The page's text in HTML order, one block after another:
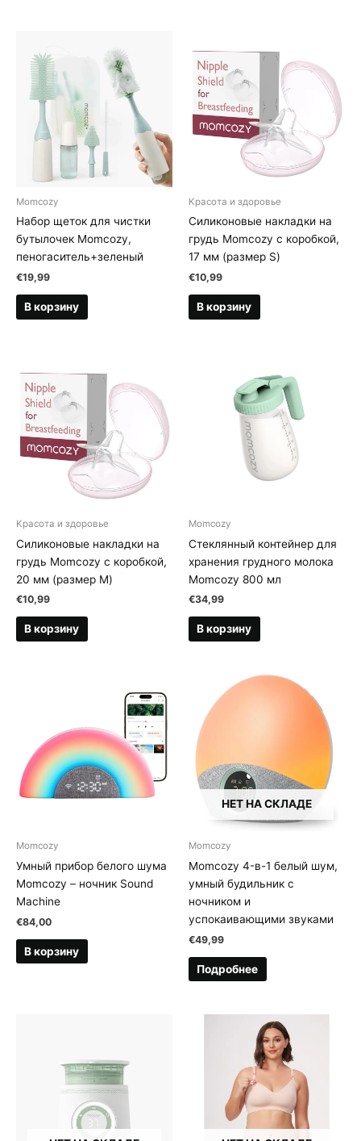
Momcozy
Набор щеток для чистки
бутылочек Momcozy,
пеногаситель+зеленый
€19,99
В корзину
Kрасота и здоровье
Силиконовые накладки на
грудь Momcozy с коробкой,
17 мм (размер S)
€10,99
В корзину
Kрасота и здоровье
Силиконовые накладки на
грудь Momcozy с коробкой,
20 мм (размер M)
€10,99
В корзину
Momcozy
Стеклянный контейнер для
хранения грудного молока
Momcozy 800 мл
€34,99
В корзину
Momcozy
Умный прибор белого шума
Momcozy – ночник Sound
Machine
€84,00
В корзину
НЕТ НА СКЛАДЕ
Momcozy
Momcozy 4-в-1 белый шум,
умный будильник с
ночником и
успокаивающими звуками
€49,99
Подробнее